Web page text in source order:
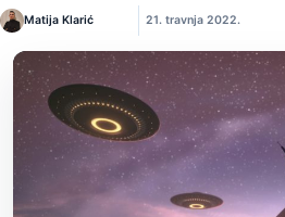
Matija Klarić 21. travnja 2022.